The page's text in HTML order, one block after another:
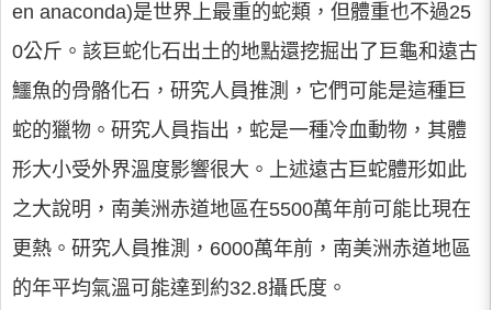
en anaconda)是世界上最重的蛇類，但體重也不過25
0公斤。該巨蛇化石出土的地點還挖掘出了巨龜和遠古
鱷魚的骨骼化石，研究人員推測，它們可能是這種巨
蛇的獵物。研究人員指出，蛇是一種冷血動物，其體
形大小受外界溫度影響很大。上述遠古巨蛇體形如此
之大說明，南美洲赤道地區在5500萬年前可能比現在
更熱。研究人員推測，6000萬年前，南美洲赤道地區
的年平均氣溫可能達到約32.8攝氏度。